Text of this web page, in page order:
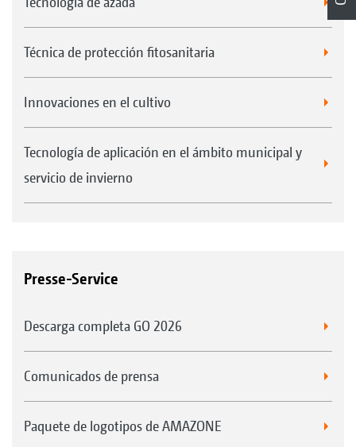
Técnica de protección fitosanitaria
Innovaciones en el cultivo
Tecnología de aplicación en el ámbito municipal y
servicio de invierno
Presse-Service
Descarga completa GO 2026
Comunicados de prensa
Paquete de logotipos de AMAZONE